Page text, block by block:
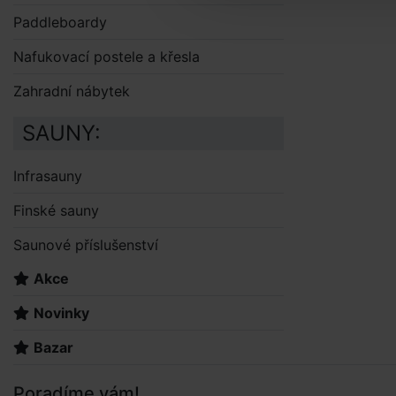
Paddleboardy
Nafukovací postele a křesla
Zahradní nábytek
SAUNY:
Infrasauny
Finské sauny
Saunové příslušenství
Akce
Novinky
Bazar